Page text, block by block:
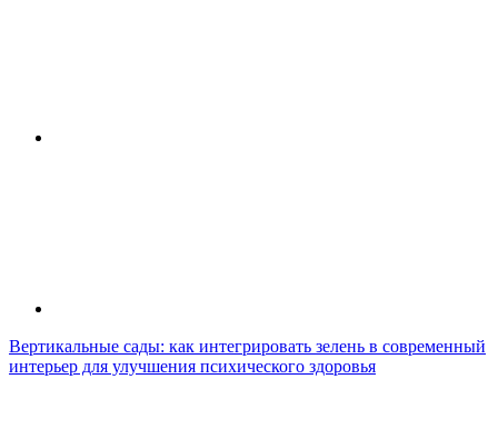
Вертикальные сады: как интегрировать зелень в современный
интерьер для улучшения психического здоровья